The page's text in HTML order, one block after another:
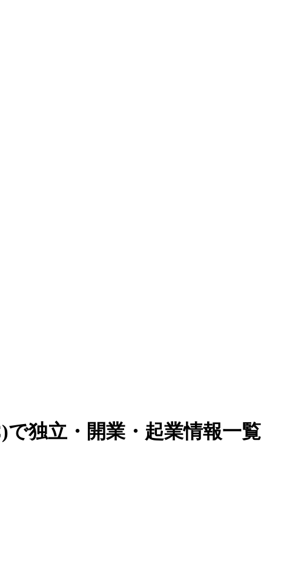
独立・開業・起業情報一覧